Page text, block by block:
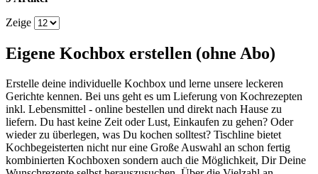
Zeige
Eigene Kochbox erstellen (ohne Abo)
Erstelle deine individuelle Kochbox und lerne unsere leckeren
Gerichte kennen. Bei uns geht es um Lieferung von Kochrezepten
inkl. Lebensmittel - online bestellen und direkt nach Hause zu
liefern. Du hast keine Zeit oder Lust, Einkaufen zu gehen? Oder
wieder zu überlegen, was Du kochen solltest? Tischline bietet
Kochbegeisterten nicht nur eine Große Auswahl an schon fertig
kombinierten Kochboxen sondern auch die Möglichkeit, Dir Deine